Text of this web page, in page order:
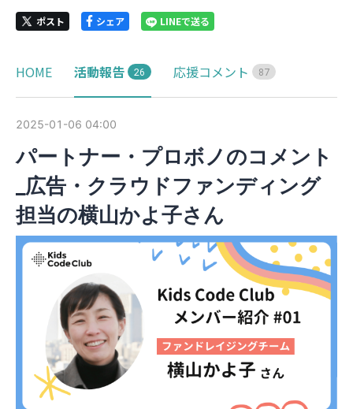
ポスト シェア LINEで送る
HOME 活動報告 26 応援コメント 87
2025-01-06 04:00
パートナー・プロボノのコメント
_広告・クラウドファンディング
担当の横山かよ子さん